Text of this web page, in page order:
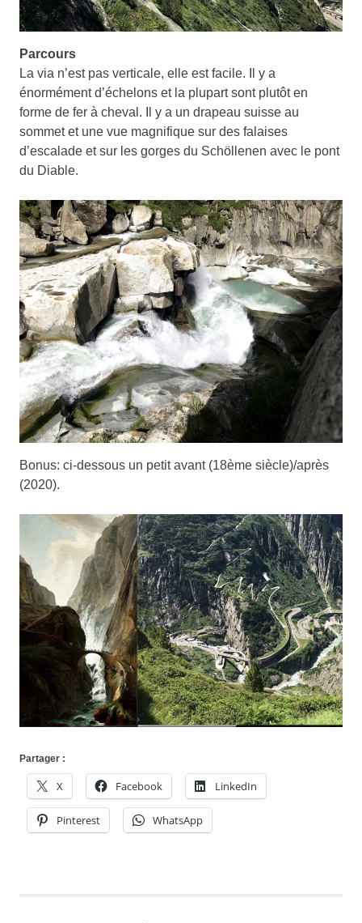
Parcours
La via n’est pas verticale, elle est facile. Il y a
énormément d’échelons et la plupart sont plutôt en
forme de fer à cheval. Il y a un drapeau suisse au
sommet et une vue magnifique sur des falaises
d’escalade et sur les gorges du Schöllenen avec le pont
du Diable.
Bonus: ci-dessous un petit avant (18ème siècle)/après
(2020).
Partager :
X Facebook LinkedIn
Pinterest WhatsApp